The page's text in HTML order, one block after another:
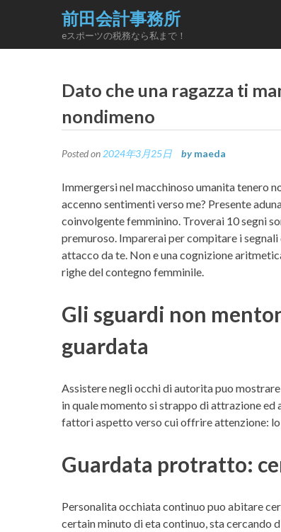
前田会計事務所
eスポーツの税務なら私まで！
Dato che una ragazza ti
nondimeno
Posted on 2024年3月25日 by maeda
Immergersi nel macchinoso umanita tenero
accenno sentimenti verso me? Presente
coinvolgente femminino. Troverai 10 segni
premuroso. Imparerai per compitare i segnali
attacco da te. Non e una cognizione
righe del contegno femminile.
Gli sguardi non
guardata
Assistere negli occhi di autorita puo
in quale momento si strappo di attrazione
fattori aspetto verso cui offrire attenzione:
Guardata protratto:
Personalita occhiata continuo puo abitare
certain minuto di eta continuo, sta cercando